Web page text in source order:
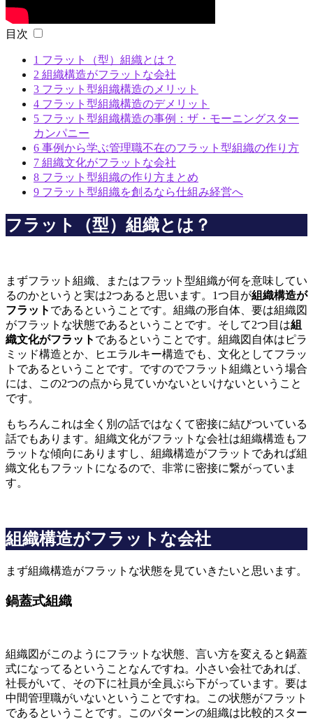
目次
1 フラット（型）組織とは？
2 組織構造がフラットな会社
3 フラット型組織構造のメリット
4 フラット型組織構造のデメリット
5 フラット型組織構造の事例：ザ・モーニングスター
カンパニー
6 事例から学ぶ管理職不在のフラット型組織の作り方
7 組織文化がフラットな会社
8 フラット型組織の作り方まとめ
9 フラット型組織を創るなら仕組み経営へ
フラット（型）組織とは？
まずフラット組織、またはフラット型組織が何を意味してい
るのかというと実は2つあると思います。1つ目が組織構造が
フラット であるということです。組織の形自体、要は組織図
がフラットな状態であるということです。そして2つ目は組
織文化がフラット であるということです。組織図自体はピラ
ミッド構造とか、ヒエラルキー構造でも、文化としてフラッ
トであるということです。ですのでフラット組織という場合
には、この2つの点から見ていかないといけないということ
です。
もちろんこれは全く別の話ではなくて密接に結びついている
話でもあります。組織文化がフラットな会社は組織構造もフ
ラットな傾向にありますし、組織構造がフラットであれば組
織文化もフラットになるので、非常に密接に繋がっていま
す。
組織構造がフラットな会社
まず組織構造がフラットな状態を見ていきたいと思います。
鍋蓋式組織
組織図がこのようにフラットな状態、言い方を変えると鍋蓋
式になってるということなんですね。小さい会社であれば、
社長がいて、その下に社員が全員ぶら下がっています。要は
中間管理職がいないということですね。この状態がフラット
であるということです。このパターンの組織は比較的スター